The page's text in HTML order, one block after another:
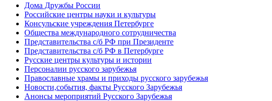
Дома Дружбы России
Российские центры науки и культуры
Консульские учреждения Петербурге
Общества международного сотрудничества
Представительства с/б РФ при Президенте
Представительства с/б РФ в Петербурге
Русские центры культуры и истории
Персоналии русского зарубежья
Православные храмы и приходы русского зарубежья
Новости,события, факты Русского Зарубежья
Анонсы мероприятий Русского Зарубежья